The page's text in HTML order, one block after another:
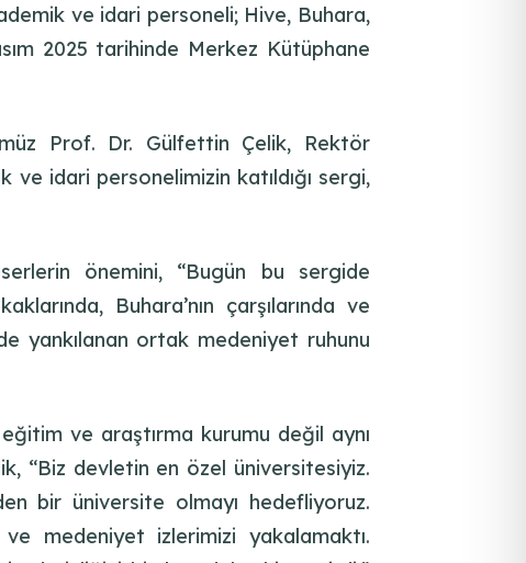
ve idari personeli; Hive, Buhara,
2025 tarihinde Merkez Kütüphane
Prof. Dr. Gülfettin Çelik, Rektör
ve idari personelimizin katıldığı sergi,
önemini, “Bugün bu sergide
Buhara’nın çarşılarında ve
yankılanan ortak medeniyet ruhunu
ve araştırma kurumu değil aynı
“Biz devletin en özel üniversitesiyiz.
bir üniversite olmayı hedefliyoruz.
medeniyet izlerimizi yakalamaktı.